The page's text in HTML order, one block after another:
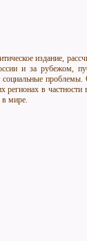
издание,
и за рубежом,
социальные
в частности
мире.